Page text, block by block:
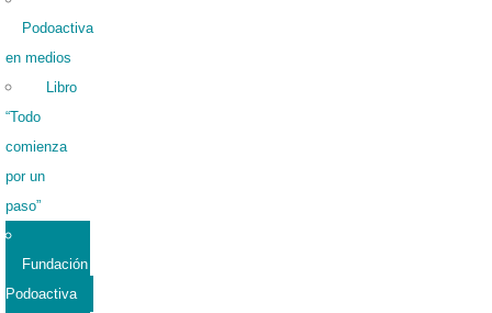
Podoactiva
en medios
Libro
“Todo
comienza
por un
paso”
Fundación
Podoactiva